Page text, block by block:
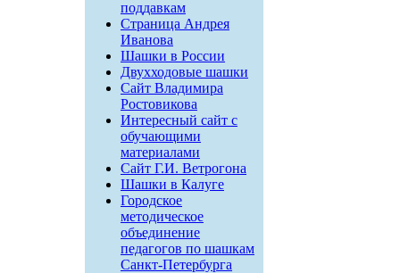
поддавкам
Страница Андрея
Иванова
Шашки в России
Двухходовые шашки
Сайт Владимира
Ростовикова
Интересный сайт с
обучающими
материалами
Сайт Г.И. Ветрогона
Шашки в Калуге
Городское
методическое
объединение
педагогов по шашкам
Санкт-Петербурга